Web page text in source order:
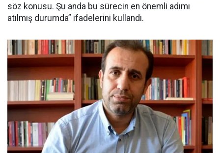
söz konusu. Şu anda bu sürecin en önemli adımı
atılmış durumda” ifadelerini kullandı.